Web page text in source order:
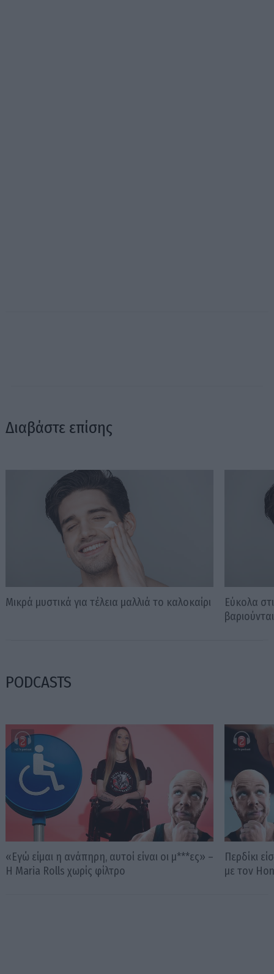
Διαβάστε επίσης
Μικρά μυστικά για τέλεια μαλλιά το καλοκαίρι
Εύκολα
βαριούνται
PODCASTS
«Εγώ είμαι η ανάπηρη, αυτοί είναι οι μ***ες» –
Η Maria Rolls χωρίς φίλτρο
Περδίκι
με τον